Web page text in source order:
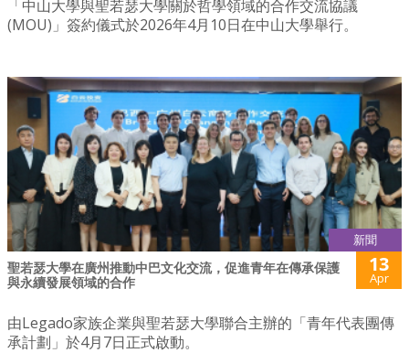
「中山大學與聖若瑟大學關於哲學領域的合作交流協議
(MOU)」簽約儀式於2026年4月10日在中山大學舉行。
新聞
聖若瑟大學在廣州推動中巴文化交流，促進青年在傳承保護
與永續發展領域的合作
13
Apr
由Legado家族企業與聖若瑟大學聯合主辦的「青年代表團傳
承計劃」於4月7日正式啟動。